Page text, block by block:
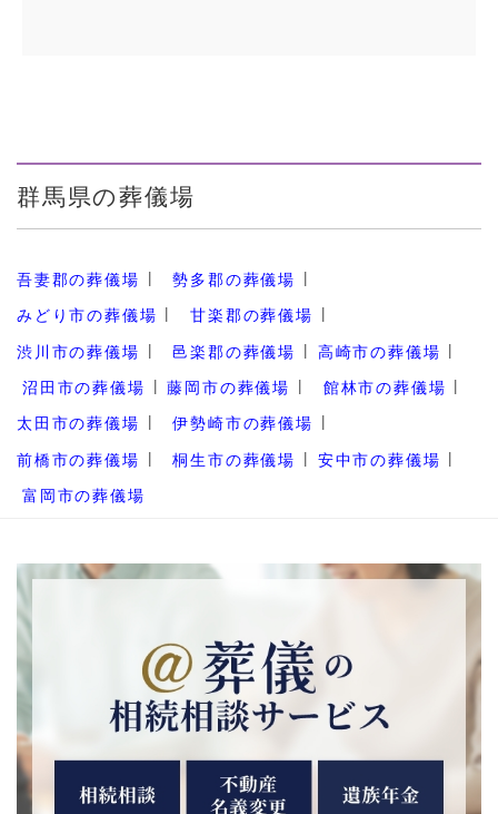
群馬県の葬儀場
吾妻郡の葬儀場
勢多郡の葬儀場
みどり市の葬儀場
甘楽郡の葬儀場
渋川市の葬儀場
邑楽郡の葬儀場
高崎市の葬儀場
沼田市の葬儀場
藤岡市の葬儀場
館林市の葬儀場
太田市の葬儀場
伊勢崎市の葬儀場
前橋市の葬儀場
桐生市の葬儀場
安中市の葬儀場
富岡市の葬儀場